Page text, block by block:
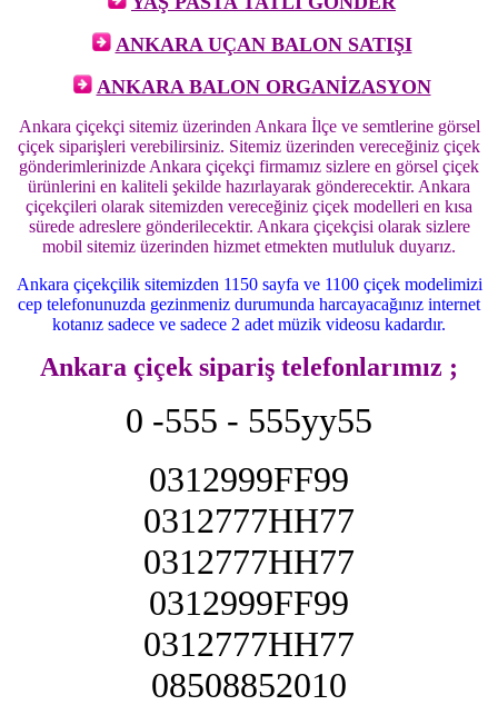
ANKARA UÇAN BALON SATIŞI
ANKARA BALON ORGANİZASYON
Ankara çiçekçi sitemiz üzerinden Ankara İlçe ve semtlerine görsel
çiçek siparişleri verebilirsiniz. Sitemiz üzerinden vereceğiniz çiçek
gönderimlerinizde Ankara çiçekçi firmamız sizlere en görsel çiçek
ürünlerini en kaliteli şekilde hazırlayarak gönderecektir. Ankara
çiçekçileri olarak sitemizden vereceğiniz çiçek modelleri en kısa
sürede adreslere gönderilecektir. Ankara çiçekçisi olarak sizlere
mobil sitemiz üzerinden hizmet etmekten mutluluk duyarız.
Ankara çiçekçilik sitemizden 1150 sayfa ve 1100 çiçek modelimizi
cep telefonunuzda gezinmeniz durumunda harcayacağınız internet
kotanız sadece ve sadece 2 adet müzik videosu kadardır.
Ankara çiçek sipariş telefonlarımız ;
0 -555 - 555yy55
0312999FF99
0312777HH77
0312777HH77
0312999FF99
0312777HH77
08508852010